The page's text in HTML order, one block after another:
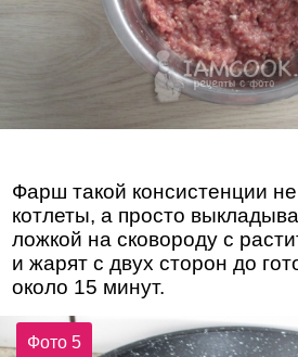
Фарш такой консистенции
котлеты, а просто
ложкой на сковороду с
и жарят с двух сторон до
около 15 минут.
Фото 5